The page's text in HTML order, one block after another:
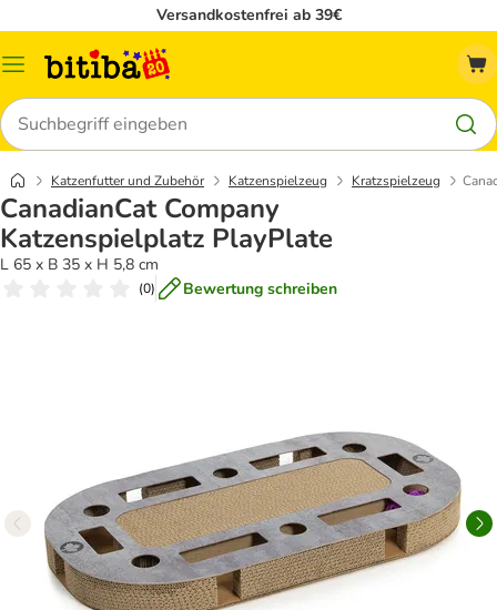
Versandkostenfrei ab 39€
Menü
Suchen
Katzenfutter und Zubehör Katzenspielzeug Kratzspielzeug
CanadianCat Company
Katzenspielplatz PlayPlate
L 65 x B 35 x H 5,8 cm
(0) Bewertung schreiben